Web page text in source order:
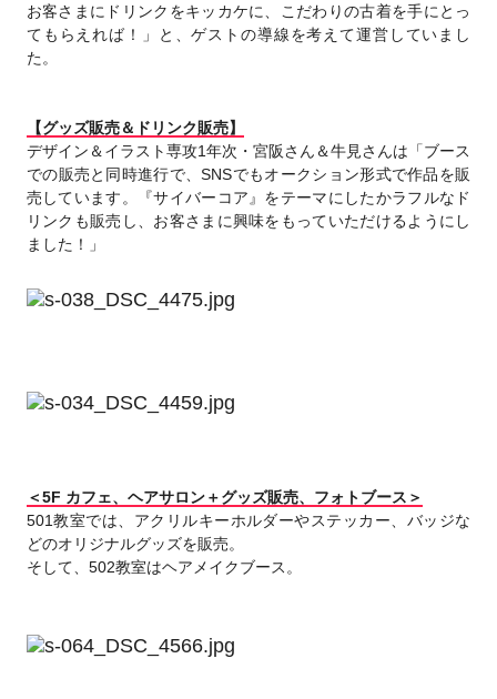
お客さまにドリンクをキッカケに、こだわりの古着を手にとっ
てもらえれば！」と、ゲストの導線を考えて運営していまし
た。
【グッズ販売＆ドリンク販売】
デザイン＆イラスト専攻1年次・宮阪さん＆牛見さんは「ブース
での販売と同時進行で、SNSでもオークション形式で作品を販
売しています。『サイバーコア』をテーマにしたかラフルなド
リンクも販売し、お客さまに興味をもっていただけるようにし
ました！」
＜5F カフェ、ヘアサロン＋グッズ販売、フォトブース＞
501教室では、アクリルキーホルダーやステッカー、バッジな
どのオリジナルグッズを販売。
そして、502教室はヘアメイクブース。